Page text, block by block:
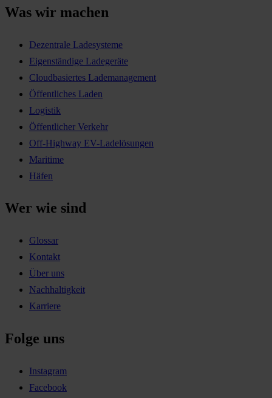
Was wir machen
Dezentrale Ladesysteme
Eigenständige Ladegeräte
Cloudbasiertes Lademanagement
Öffentliches Laden
Logistik
Öffentlicher Verkehr
Off-Highway EV-Ladelösungen
Maritime
Häfen
Wer wie sind
Glossar
Kontakt
Über uns
Nachhaltigkeit
Karriere
Folge uns
Instagram
Facebook